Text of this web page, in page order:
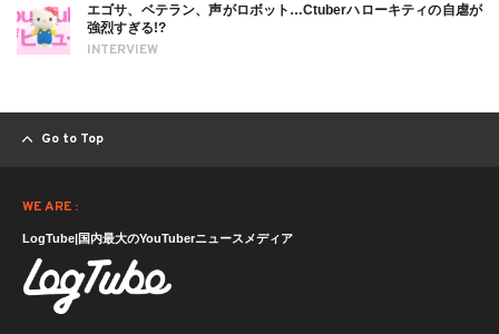
INTERVIEW
エゴサ、ベテラン、声がロボット…Ctuberハローキティの自虐が
強烈すぎる!?
Go to Top
WE ARE :
LogTube|国内最大のYouTuberニュースメディア